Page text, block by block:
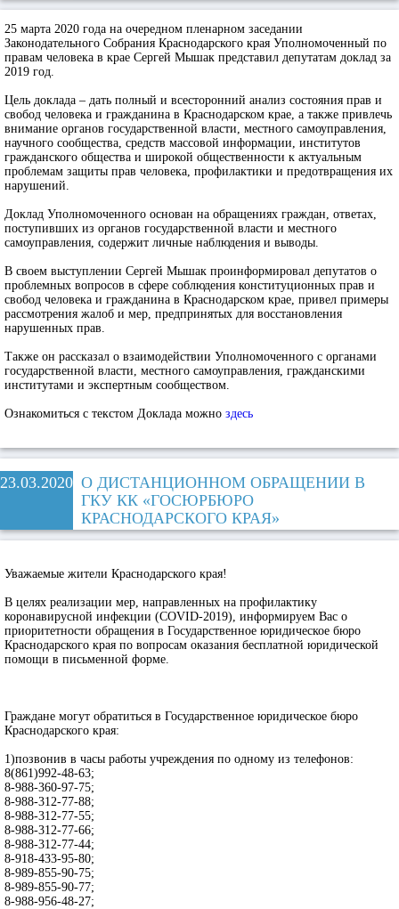
25 марта 2020 года на очередном пленарном заседании
Законодательного Собрания Краснодарского края Уполномоченный по
правам человека в крае Сергей Мышак представил депутатам доклад за
2019 год.
Цель доклада – дать полный и всесторонний анализ состояния прав и
свобод человека и гражданина в Краснодарском крае, а также привлечь
внимание органов государственной власти, местного самоуправления,
научного сообщества, средств массовой информации, институтов
гражданского общества и широкой общественности к актуальным
проблемам защиты прав человека, профилактики и предотвращения их
нарушений.
Доклад Уполномоченного основан на обращениях граждан, ответах,
поступивших из органов государственной власти и местного
самоуправления, содержит личные наблюдения и выводы.
В своем выступлении Сергей Мышак проинформировал депутатов о
проблемных вопросов в сфере соблюдения конституционных прав и
свобод человека и гражданина в Краснодарском крае, привел примеры
рассмотрения жалоб и мер, предпринятых для восстановления
нарушенных прав.
Также он рассказал о взаимодействии Уполномоченного с органами
государственной власти, местного самоуправления, гражданскими
институтами и экспертным сообществом.
Ознакомиться с текстом Доклада можно здесь
23.03.2020 О ДИСТАНЦИОННОМ ОБРАЩЕНИИ В
ГКУ КК «ГОСЮРБЮРО
КРАСНОДАРСКОГО КРАЯ»
Уважаемые жители Краснодарского края!
В целях реализации мер, направленных на профилактику
коронавирусной инфекции (COVID-2019), информируем Вас о
приоритетности обращения в Государственное юридическое бюро
Краснодарского края по вопросам оказания бесплатной юридической
помощи в письменной форме.
Граждане могут обратиться в Государственное юридическое бюро
Краснодарского края:
1)позвонив в часы работы учреждения по одному из телефонов:
8(861)992-48-63;
8-988-360-97-75;
8-988-312-77-88;
8-988-312-77-55;
8-988-312-77-66;
8-988-312-77-44;
8-918-433-95-80;
8-989-855-90-75;
8-989-855-90-77;
8-988-956-48-27;